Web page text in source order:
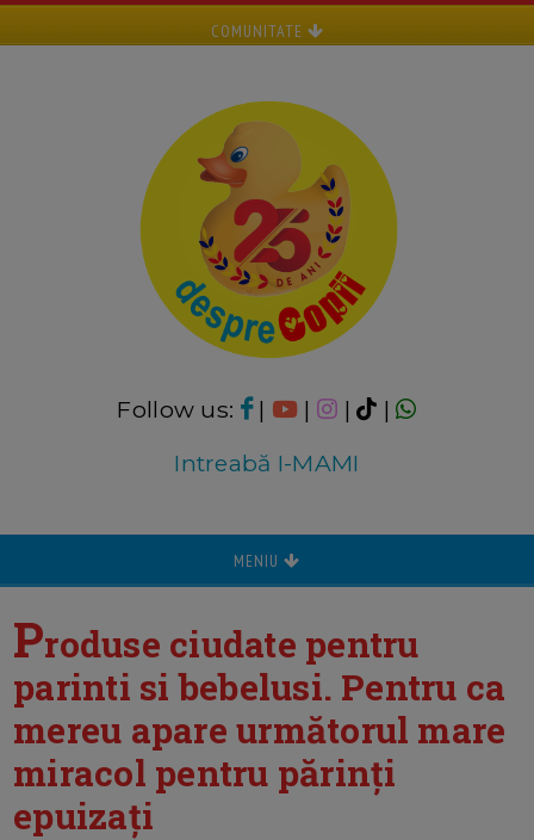
COMUNITATE
Follow us: | | |
|
Intreabă I-MAMI
MENIU
Produse ciudate pentru
parinti si bebelusi. Pentru ca
mereu apare următorul mare
miracol pentru părinți
epuizați